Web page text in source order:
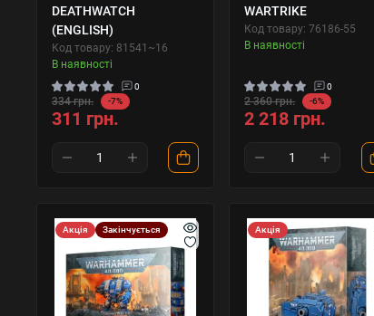
DEATHWATCH
(ENGLISH)
Код товару: 81541~16
В наявності
0
334 грн. -7%
311 грн.
WARTRIKE
Код товару: 76186-55
В наявності
0
2 360 грн. -6%
2 218 грн.
Акція Закінчується Акція